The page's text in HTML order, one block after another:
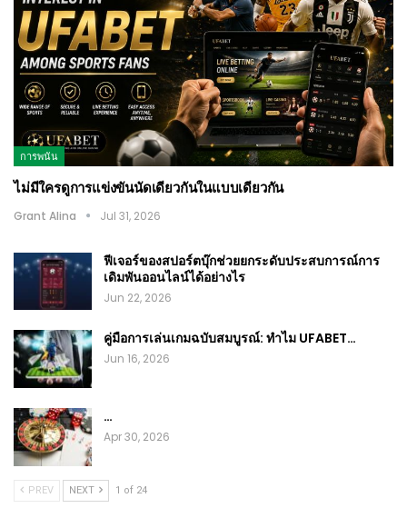
การพนัน
ไม่มีใครดูการแข่งขันนัดเดียวกันในแบบเดียวกัน
Grant Alina Jul 31, 2026
ฟีเจอร์ของสปอร์ตบุ๊กช่วยยกระดับประสบการณ์การ
เดิมพันออนไลน์ได้อย่างไร
Jun 22, 2026
คู่มือการเล่นเกมฉบับสมบูรณ์: ทำไม UFABET…
Jun 16, 2026
…
Apr 30, 2026
PREV NEXT 1 of 24